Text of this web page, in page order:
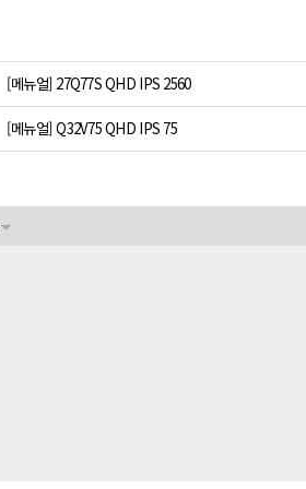
[메뉴얼] 27Q77S QHD IPS 2560
[메뉴얼] Q32V75 QHD IPS 75